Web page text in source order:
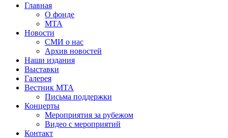
Главная
О фонде
МТА
Новости
СМИ о нас
Архив новостей
Наши издания
Выставки
Галерея
Вестник МТА
Письма поддержки
Концерты
Мероприятия за рубежом
Видео с мероприятий
Контакт